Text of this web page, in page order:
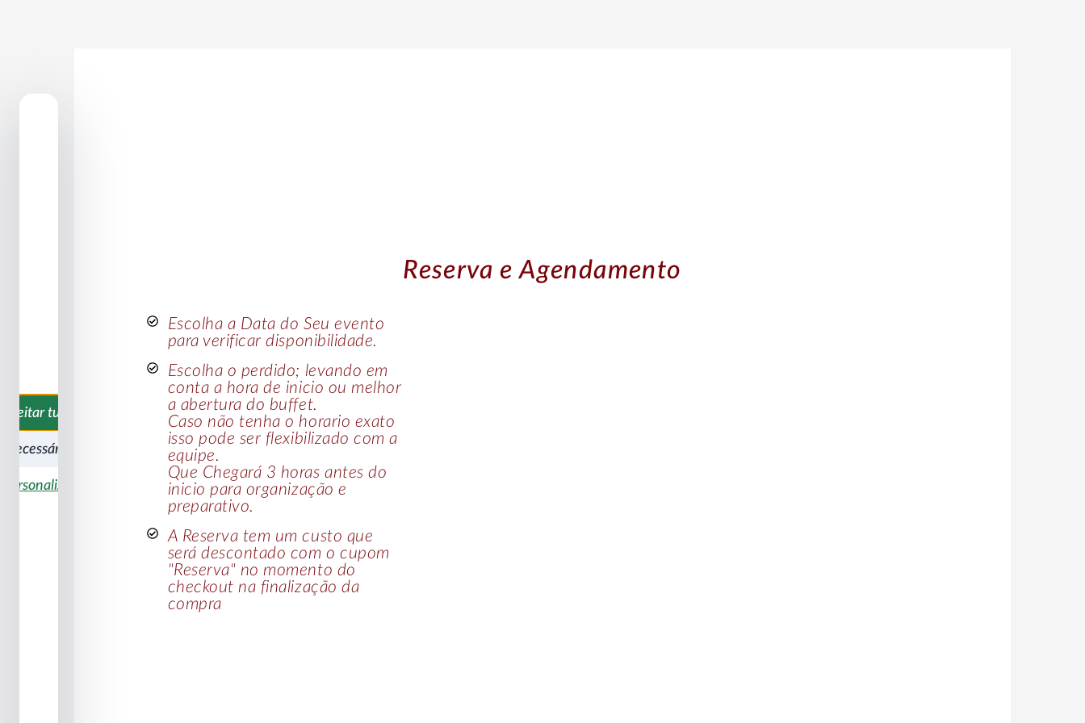
Reserva e Agendamento
Escolha a Data do Seu evento
para verificar disponibilidade.
Escolha o perdido; levando em
conta a hora de inicio ou melhor
a abertura do buffet.
Caso não tenha o horario exato
isso pode ser flexibilizado com a
equipe.
Que Chegará 3 horas antes do
inicio para organização e
preparativo.
A Reserva tem um custo que
será descontado com o cupom
"Reserva" no momento do
checkout na finalização da
compra
Aceitar tudo
necessários
Personalizar